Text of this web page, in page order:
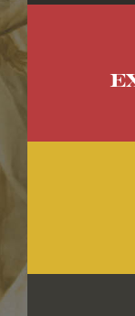
EXPOSICIONES
ACTIVIDADES
BLOG CUADERNO